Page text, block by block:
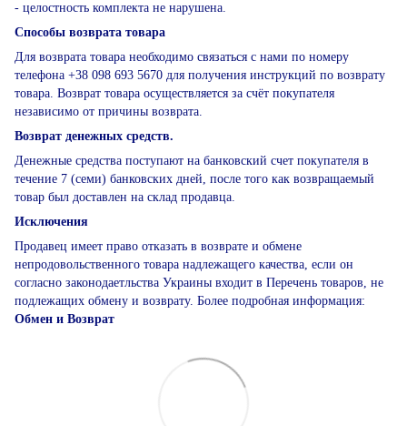
- целостность комплекта не нарушена.
Способы возврата товара
Для возврата товара необходимо связаться с нами по номеру
телефона +38 098 693 5670 для получения инструкций по возврату
товара. Возврат товара осуществляется за счёт покупателя
независимо от причины возврата.
Возврат денежных средств.
Денежные средства поступают на банковский счет покупателя в
течение 7 (семи) банковских дней, после того как возвращаемый
товар был доставлен на склад продавца.
Исключения
Продавец имеет право отказать в возврате и обмене
непродовольственного товара надлежащего качества, если он
согласно законодаетльства Украины входит в Перечень товаров, не
подлежащих обмену и возврату. Более подробная информация:
Обмен и Возврат